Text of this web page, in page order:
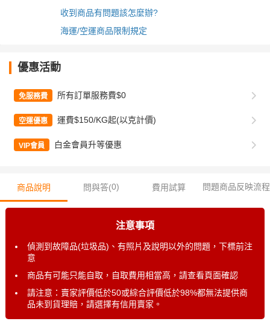
收到商品有問題該怎麼辦?
海運/空運商品限制規定
優惠活動
免服務費 所有訂單服務費$0
空運優惠 運費$150/KG起(以克計價)
VIP會員 白金會員升等優惠
商品說明 問與答(0) 費用試算 問題商品反映流程
注意事項
偵測到故障品(垃圾品)、有照片及說明以外的問題，下標前注
意
商品有可能只能自取，自取費用相當高，請查看頁面確認
請注意：賣家評價低於50或綜合評價低於98%都無法提供商
品未到貨理賠，請選擇有信用賣家。